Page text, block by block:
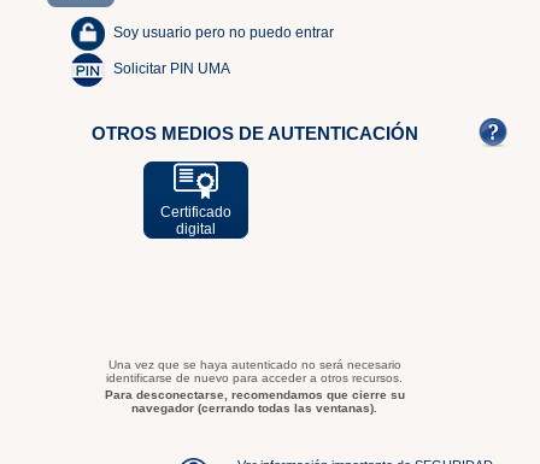
Soy usuario pero no puedo entrar
Solicitar PIN UMA
OTROS MEDIOS DE AUTENTICACIÓN
Certificado
digital
Una vez que se haya autenticado no será necesario
identificarse de nuevo para acceder a otros recursos.
Para desconectarse, recomendamos que cierre su
navegador (cerrando todas las ventanas).